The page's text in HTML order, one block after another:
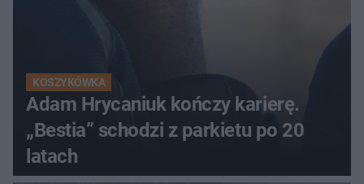
KOSZYKÓWKA
Adam Hrycaniuk kończy karierę.
„Bestia” schodzi z parkietu po 20
latach